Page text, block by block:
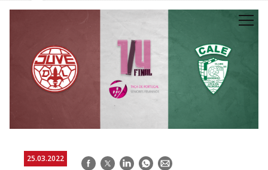
25.03.2022 Facebook
TwitterLinkedInWhatsApp
E-